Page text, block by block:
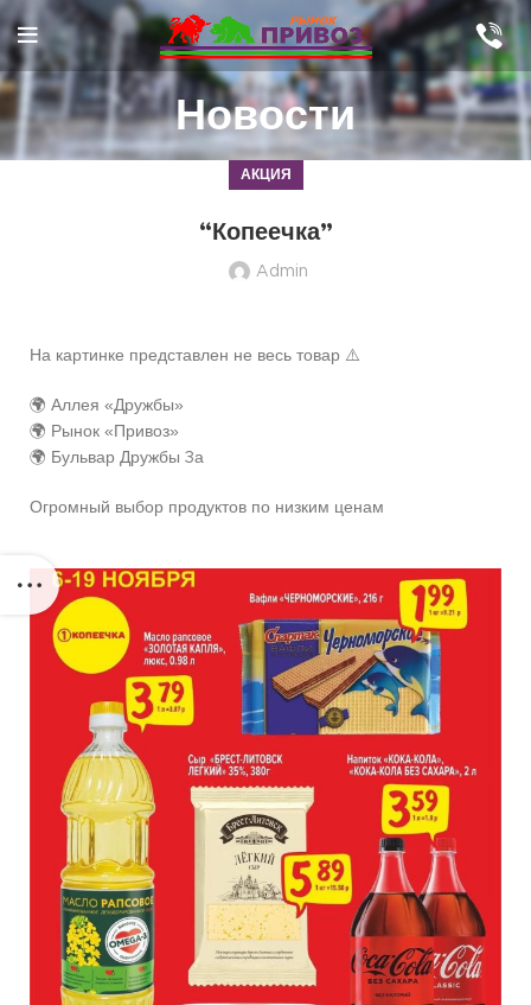
Новости
АКЦИЯ
“Копеечка”
Admin
На картинке представлен не весь товар ⚠️
🌍 Аллея «Дружбы»
🌍 Рынок «Привоз»
🌍 Бульвар Дружбы 3а
Огромный выбор продуктов по низким ценам